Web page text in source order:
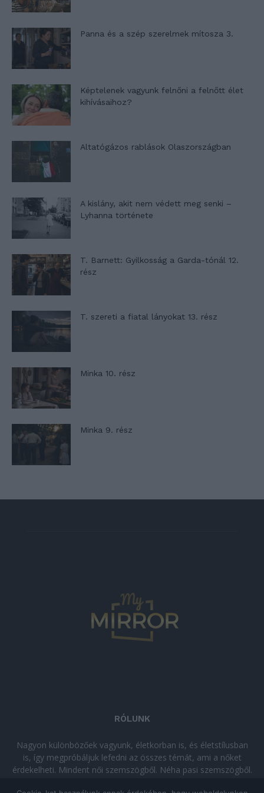
Panna és a szép szerelmek mítosza 3.
Képtelenek vagyunk felnőni a felnőtt élet
kihívásaihoz?
Altatógázos rablások Olaszországban
A kislány, akit nem védett meg senki –
Lyhanna története
T. Barnett: Gyilkosság a Garda-tónál 12.
rész
T. szereti a fiatal lányokat 13. rész
Minka 10. rész
Minka 9. rész
RÓLUNK
Nagyon különbözőek vagyunk, életkorban is, és életstílusban
is, így megpróbáljuk lefedni az összes témát, ami a nőket
érdekelheti. Mindent női szemszögből. Néha pasi szemszögből.